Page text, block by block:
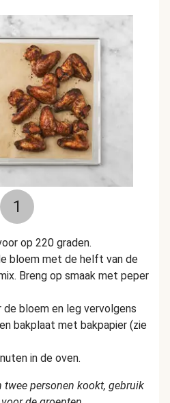
1
op 220 graden.
bloem met de helft van de
Breng op smaak met peper
bloem en leg vervolgens
bakplaat met bakpapier (zie
in de oven.
twee personen kookt, gebruik